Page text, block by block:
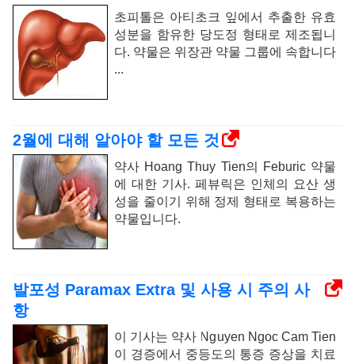
초피톨은 아티초크 잎에서 추출한 유효
성분을 함유한 당도정 형태로 제조됩니
다. 약물은 위장관 약물 그룹에 속합니다
...
2월에 대해 알아야 할 모든 것
약사 Hoang Thuy Tien의 Feburic 약물
에 대한 기사. 페뷰릭은 인체의 요산 생
성을 줄이기 위해 정제 형태로 복용하는
약물입니다.
발포성 Paramax Extra 및 사용 시 주의 사
항
이 기사는 약사 Nguyen Ngoc Cam Tien
이 경증에서 중등도의 통증 증상을 치료